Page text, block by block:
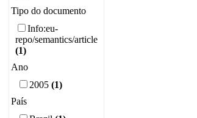
Tipo do documento
Info:eu-
repo/semantics/article
(1)
Ano
2005 (1)
País